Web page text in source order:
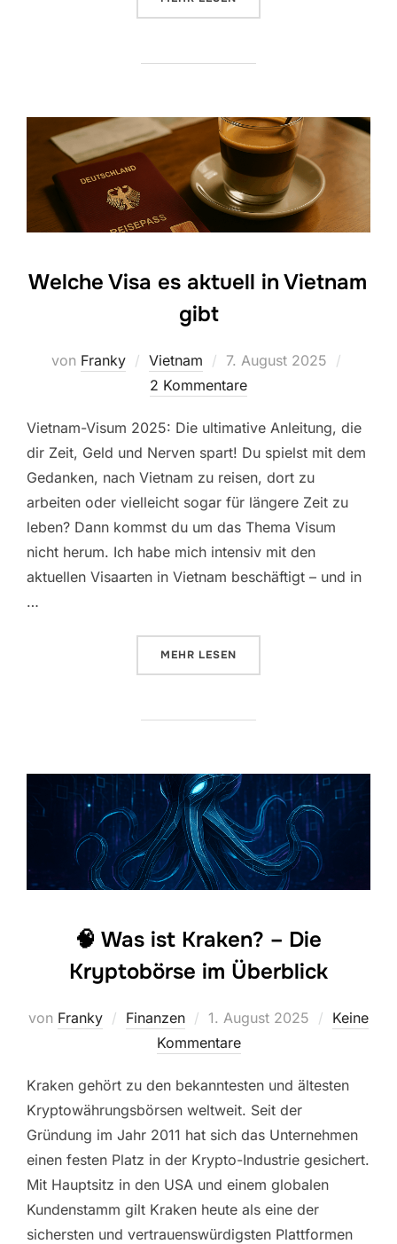
Welche Visa es aktuell in Vietnam
gibt
von Franky Vietnam
Veröffentlicht
am
7. August 2025
2 Kommentare
Vietnam-Visum 2025: Die ultimative Anleitung, die
dir Zeit, Geld und Nerven spart! Du spielst mit dem
Gedanken, nach Vietnam zu reisen, dort zu
arbeiten oder vielleicht sogar für längere Zeit zu
leben? Dann kommst du um das Thema Visum
nicht herum. Ich habe mich intensiv mit den
aktuellen Visaarten in Vietnam beschäftigt – und in
…
MEHR ÜBER „WELCHE VISA ES
LESEN
🧠 Was ist Kraken? – Die
Kryptobörse im Überblick
von Franky Finanzen
Veröffentlicht
am
1. August 2025
Keine
Kommentare
Kraken gehört zu den bekanntesten und ältesten
Kryptowährungsbörsen weltweit. Seit der
Gründung im Jahr 2011 hat sich das Unternehmen
einen festen Platz in der Krypto-Industrie gesichert.
Mit Hauptsitz in den USA und einem globalen
Kundenstamm gilt Kraken heute als eine der
sichersten und vertrauenswürdigsten Plattformen